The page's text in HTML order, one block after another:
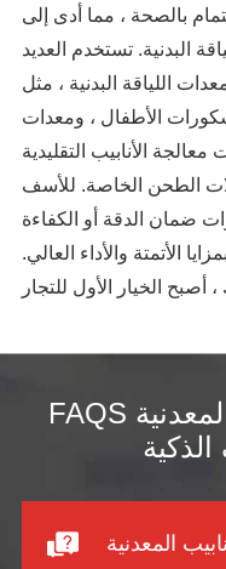
بالصحة ، مما أدى إلى
البدنية. تستخدم العديد
اللياقة البدنية ، مثل
الأطفال ، ومعدات
معالجة الأنابيب التقليدية
الطحن الخاصة. للأسف
الأتمتة والأداء العالي.
FAQS حول آلة قطع الأنابيب المعدنية
الذكية
المعدنية